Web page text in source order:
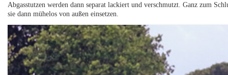
Abgasstutzen werden dann separat lackiert und verschmutzt. Ganz zum
sie dann mühelos von außen einsetzen.